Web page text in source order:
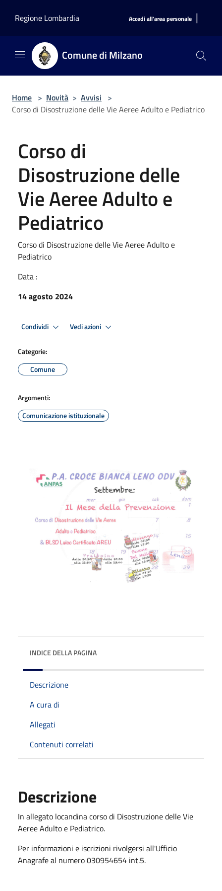
Regione Lombardia
Accedi all'area personale |
Comune di Milzano
Home > Novità > Avvisi >
Corso di Disostruzione delle Vie Aeree Adulto e Pediatrico
Corso di
Disostruzione delle
Vie Aeree Adulto e
Pediatrico
Corso di Disostruzione delle Vie Aeree Adulto e
Pediatrico
Data :
14 agosto 2024
Condividi Vedi azioni
Categorie:
Comune
Argomenti:
Comunicazione istituzionale
INDICE DELLA PAGINA
Descrizione
A cura di
Allegati
Contenuti correlati
Descrizione
In allegato locandina corso di Disostruzione delle Vie
Aeree Adulto e Pediatrico.
Per informazioni e iscrizioni rivolgersi all'Ufficio
Anagrafe al numero 030954654 int.5.